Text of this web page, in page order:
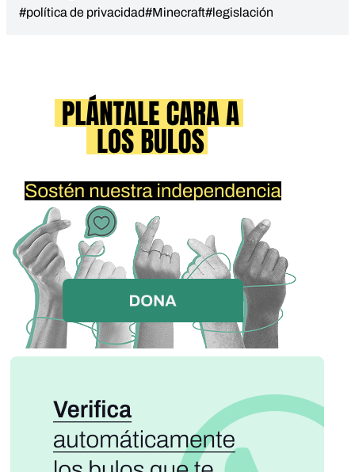
#política de privacidad#Minecraft#legislación